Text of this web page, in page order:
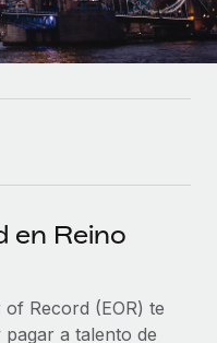
integradas para tu
de IA con Remote
empresariales
globales en tu
con nosotros.
automatización con IA.
puestos
en Reino
Record (EOR) te
a talento de